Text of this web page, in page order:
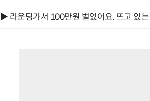
▶ 라운딩가서 100만원 벌었어요. 뜨고 있